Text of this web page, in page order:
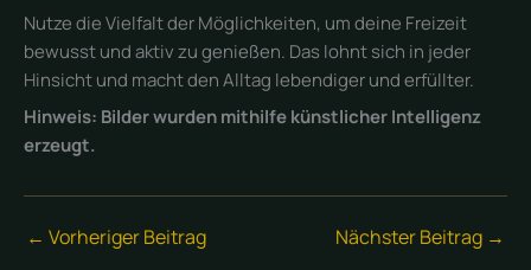
Nutze die Vielfalt der Möglichkeiten, um deine Freizeit
bewusst und aktiv zu genießen. Das lohnt sich in jeder
Hinsicht und macht den Alltag lebendiger und erfüllter.
Hinweis: Bilder wurden mithilfe künstlicher Intelligenz
erzeugt.
← Vorheriger Beitrag Nächster Beitrag →